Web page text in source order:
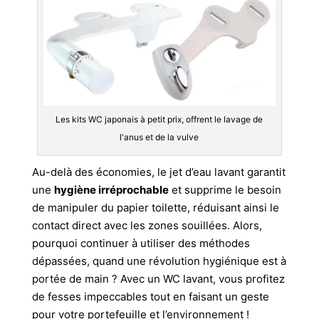
Les kits WC japonais à petit prix, offrent le lavage de
l'anus et de la vulve
Au-delà des économies, le jet d’eau lavant garantit
une hygiène irréprochableet supprime le besoin
de manipuler du papier toilette, réduisant ainsi le
contact direct avec les zones souillées. Alors,
pourquoi continuer à utiliser des méthodes
dépassées, quand une révolution hygiénique est à
portée de main ? Avec un WC lavant, vous profitez
de fesses impeccables tout en faisant un geste
pour votre portefeuille et l’environnement !